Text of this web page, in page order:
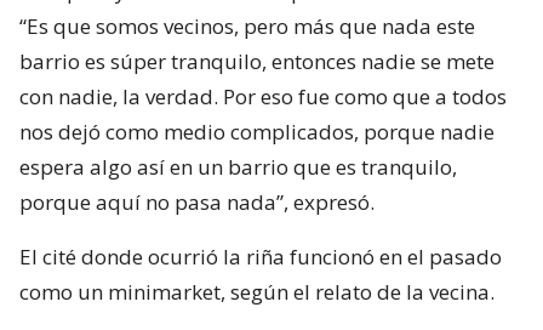
“Es que somos vecinos, pero más que nada este
barrio es súper tranquilo, entonces nadie se mete
con nadie, la verdad. Por eso fue como que a todos
nos dejó como medio complicados, porque nadie
espera algo así en un barrio que es tranquilo,
porque aquí no pasa nada”, expresó.
El cité donde ocurrió la riña funcionó en el pasado
como un minimarket, según el relato de la vecina.